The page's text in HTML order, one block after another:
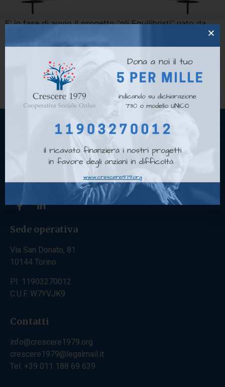
E’ in fase di avvio il progetto “gli Equilibristi” nato da
un’idea della Cooperativa Crescere 1979, in partnership
con l’Associazione Articolo 47 e Associazione Giobbe
ONLUS grazie al finanziamento nell’ambito del PON
METRO 2014 – 2020 REACT EU TORINO – Asse 7 Misura
TO7.1.1.A. CUP C19J21037420006, “Reti di comunità per
l’inclusione” Il progetto, dedicato a […]
Sede operativa
Via San Donato, 81
10144 Torino
P.I. 11903270012
C.U.F. W7YVJK9
Contatti
info@crescere1979.org
crescere1979@legalmail.it
Tel. +39 011 188 69 639